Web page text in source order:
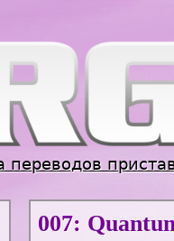
переводов
007: